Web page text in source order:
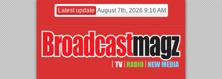
Latest update August 7th, 2026 9:16 AM